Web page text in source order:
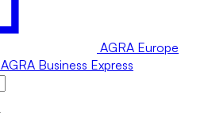
AGRA Europe
AGRA Business Express